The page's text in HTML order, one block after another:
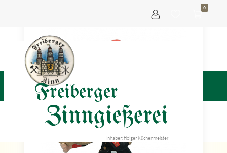
Freiberger
Zinngießerei
Inhaber: Holger Küchenmeister
0